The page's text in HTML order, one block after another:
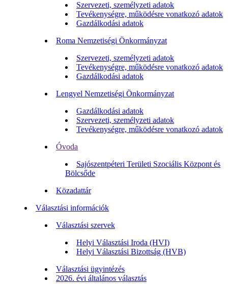
Szervezeti, személyzeti adatok
Tevékenységre, működésre vonatkozó adatok
Gazdálkodási adatok
Roma Nemzetiségi Önkormányzat
Szervezeti, személyzeti adatok
Tevékenységre, működésre vonatkozó adatok
Gazdálkodási adatok
Lengyel Nemzetiségi Önkormányzat
Gazdálkodási adatok
Szervezeti, személyzeti adatok
Tevékenységre, működésre vonatkozó adatok
Óvoda
Sajószentpéteri Területi Szociális Központ és
Bölcsőde
Közadattár
Választási információk
Választási szervek
Helyi Választási Iroda (HVI)
Helyi Választási Bizottság (HVB)
Választási ügyintézés
2026. évi általános választás